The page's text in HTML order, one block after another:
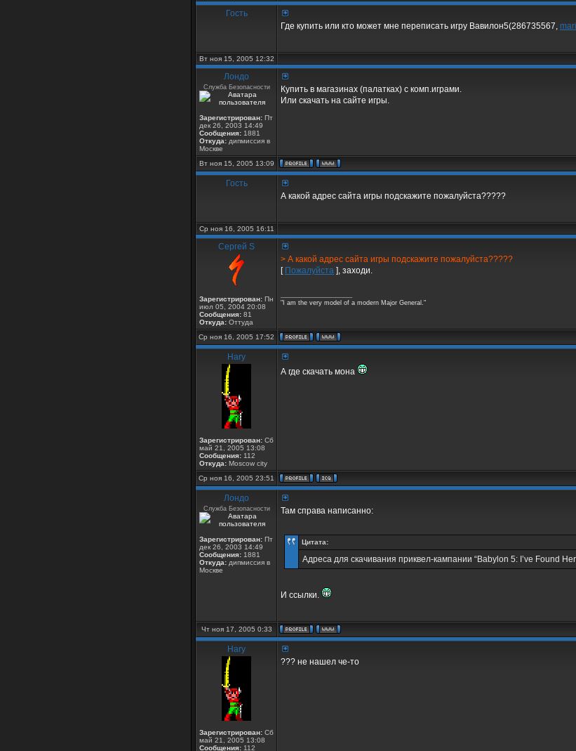
Гость
Где купить или кто может мне переписать игру Вавилон5(286735567,
Вт ноя 15, 2005 12:32
Лондо
Служба Безопасности
Зарегистрирован: Пт
дек 26, 2003 14:49
Сообщения: 1881
Откуда: дипмиссия в
Москве
Купить в магазинах (палатках) с комп.играми.
Или скачать на сайте игры.
Вт ноя 15, 2005 13:09
Гость
А какой адрес сайта игры подскажите пожалуйста?????
Ср ноя 16, 2005 16:11
Сергей S
Зарегистрирован: Пн
июл 05, 2004 20:08
Сообщения: 81
Откуда: Оттуда
> А какой адрес сайта игры подскажите пожалуйста?????
[ Пожалуйста ], заходи.
"I am the very model of a modern Major General."
Ср ноя 16, 2005 17:52
Hary
Зарегистрирован: Сб
май 21, 2005 13:08
Сообщения: 112
Откуда: Moscow city
А где скачать мона
Ср ноя 16, 2005 23:51
Лондо
Служба Безопасности
Зарегистрирован: Пт
дек 26, 2003 14:49
Сообщения: 1881
Откуда: дипмиссия в
Москве
Там справа написанно:
Цитата:
Адреса для скачивания приквел-кампании “Babylon 5: I’ve Found
И ссылки.
Чт ноя 17, 2005 0:33
Hary
Зарегистрирован: Сб
май 21, 2005 13:08
Сообщения: 112
??? не нашел че-то